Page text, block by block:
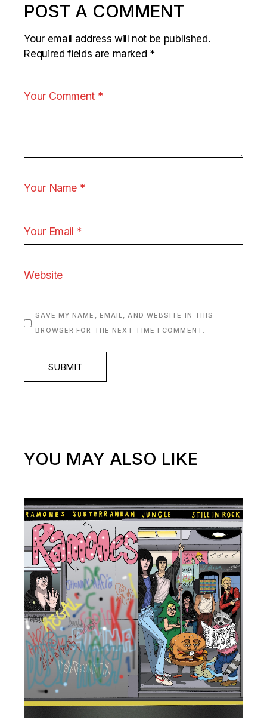
POST A COMMENT
Your email address will not be published.
Required fields are marked *
SAVE MY NAME, EMAIL, AND WEBSITE IN THIS
BROWSER FOR THE NEXT TIME I COMMENT.
SUBMIT
YOU MAY ALSO LIKE